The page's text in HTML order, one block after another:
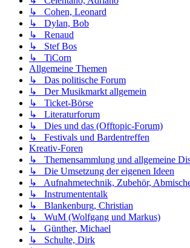
↳ Cohen, Leonard
↳ Dylan, Bob
↳ Renaud
↳ Stef Bos
↳ TiCorn
Allgemeine Themen
↳ Das politische Forum
↳ Der Musikmarkt allgemein
↳ Ticket-Börse
↳ Literaturforum
↳ Dies und das (Offtopic-Forum)
↳ Festivals und Bardentreffen
Kreativ-Foren
↳ Themensammlung und allgemeine
↳ Die Umsetzung der eigenen Ideen
↳ Aufnahmetechnik, Zubehör,
↳ Instrumententalk
↳ Blankenburg, Christian
↳ WuM (Wolfgang und Markus)
↳ Günther, Michael
↳ Schulte, Dirk